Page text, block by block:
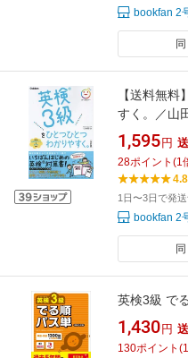
bookfan 2
【送料無
すく。／山
1,595 円
28ポイント (1
1日〜3日で発
bookfan 2
英検3級 で
1,430 円
130ポイント (